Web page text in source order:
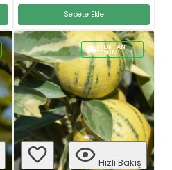
Sepete Ekle
STOKTAN
TESLIM
Hızlı Bakış